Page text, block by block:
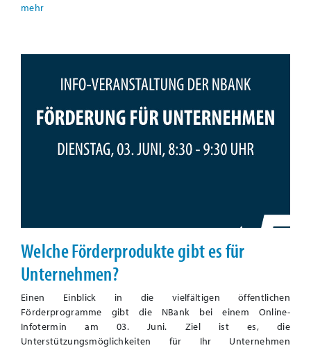
Welche Förderprodukte gibt es für
Unternehmen?
Einen Einblick in die vielfältigen öffentlichen
Förderprogramme gibt die NBank bei einem Online-
Infotermin am 03. Juni. Ziel ist es, die
Unterstützungsmöglichkeiten für Ihr Unternehmen